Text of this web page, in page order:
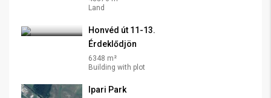
Land
Honvéd út 11-13.
Érdeklődjön
6348 m²
Building with plot
Ipari Park